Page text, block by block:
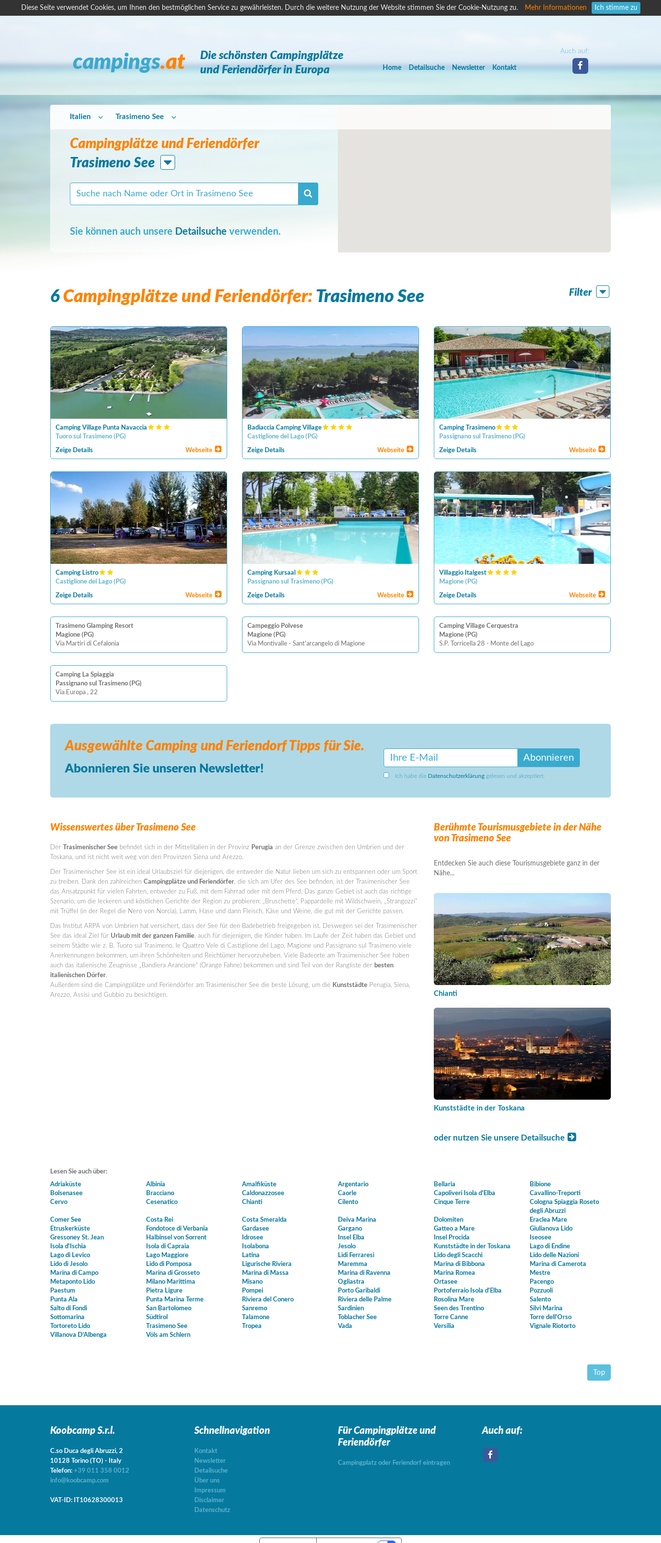
Diese Seite verwendet Cookies, um Ihnen den bestmöglichen Service zu gewährleisten. Durch die weitere Nutzung der Website stimmen Sie der Cookie-Nutzung zu. Mehr Informationen Ich stimme zu
campings.at
Die schönsten Campingplätze
und Feriendörfer in Europa
Home Detailsuche Newsletter Kontakt
Auch auf:
Campingplätze und Feriendörfer
Trasimeno See
Sie können auch unsere Detailsuche verwenden.
Italien Trasimeno See
6Campingplätze und Feriendörfer: Trasimeno See Filter
Camping Village Punta Navaccia
Tuoro sul Trasimeno ( PG)
Zeige Details Webseite
Badiaccia Camping Village
Castiglione del Lago ( PG)
Zeige Details Webseite
Camping Trasimeno
Passignano sul Trasimeno ( PG)
Zeige Details Webseite
Camping Listro
Castiglione del Lago ( PG)
Zeige Details Webseite
Camping Kursaal
Passignano sul Trasimeno ( PG)
Zeige Details Webseite
Villaggio Italgest
Magione ( PG)
Zeige Details Webseite
Trasimeno Glamping Resort
Magione (PG)
Via Martiri di Cefalonia
Campeggio Polvese
Magione (PG)
Via Montivalle - Sant'arcangelo di Magione
Camping Village Cerquestra
Magione (PG)
S.P. Torricella 28 - Monte del Lago
Camping La Spiaggia
Passignano sul Trasimeno (PG)
Via Europa , 22
Ausgewählte Camping und FeriendorfTipps für Sie.
Abonnieren Sie unseren Newsletter!
Abonnieren
Ich habe die Datenschutzerklärunggelesen und akzeptiert.
Wissenswertes über Trasimeno See
Der Trasimenischer See befindet sich in der Mittelitalien in der Provinz Perugia an der Grenze zwischen den Umbrien und der
Toskana, und ist nicht weit weg von den Provinzen Siena und Arezzo.
Der Trasimenischer See ist ein ideal Urlaubsziel für diejenigen, die entweder die Natur lieben um sich zu entspannen oder um Sport
zu treiben. Dank den zahlreichen Campingplätze und Feriendörfer, die sich am Ufer des See befinden, ist der Trasimenischer See
das Ansatzpunkt für vielen Fahrten, entweder zu Fuß, mit dem Fahrrad oder mit dem Pferd. Das ganze Gebiet ist auch das richtige
Szenario, um die leckeren und köstlichen Gerichte der Region zu probieren: „Bruschette“, Pappardelle mit Wildschwein, „Strangozzi“
mit Trüffel (in der Regel die Nero von Norcia), Lamm, Hase und dann Fleisch, Käse und Weine, die gut mit der Gerichte passen.
Das Institut ARPA von Umbrien hat versichert, dass der See für den Badebetrieb freigegeben ist. Deswegen sei der Trasimenischer
See das ideal Ziel für Urlaub mit der ganzen Familie, auch für diejenigen, die Kinder haben. Im Laufe der Zeit haben das Gebiet und
seinem Städte wie z. B. Tuoro sul Trasimeno, le Quattro Vele di Castiglione del Lago, Magione und Passignano sul Trasimeno viele
Anerkennungen bekommen, um ihren Schönheiten und Reichtümer hervorzuheben. Viele Badeorte am Trasimenischer See haben
auch das italienische Zeugnisse „Bandiera Arancione“ (Orange Fahne) bekommen und sind Teil von der Rangliste der besten
italienischen Dörfer.
Außerdem sind die Campingplätze und Feriendörfer am Trasimenischer See die beste Lösung, um die Kunststädte Perugia, Siena,
Arezzo, Assisi und Gubbio zu besichtigen.
Berühmte Tourismusgebiete in der Nähe
von Trasimeno See
Entdecken Sie auch diese Tourismusgebiete ganz in der
Nähe...
Chianti
Kunststädte in der Toskana
oder nutzen Sie unsere Detailsuche
Lesen Sie auch über:
Adriaküste
Albinia Amalfiküste Argentario Bellaria
Bibione
Bolsenasee
Bracciano Caldonazzosee Caorle Capoliveri Isola d'Elba
Cavallino-Treporti
Cervo
Cesenatico Chianti Cilento Cinque Terre
Cologna Spiaggia Roseto
degli Abruzzi
Comer See
Costa Rei Costa Smeralda Deiva Marina Dolomiten
Eraclea Mare
Etruskerküste
Fondotoce di Verbania Gardasee Gargano Gatteo a Mare
Giulianova Lido
Gressoney St. Jean
Halbinsel von Sorrent Idrosee Insel Elba Insel Procida
Iseosee
Isola d'Ischia
Isola di Capraia Isolabona Jesolo Kunststädte in der Toskana
Lago di Endine
Lago di Levico
Lago Maggiore Latina Lidi Ferraresi Lido degli Scacchi
Lido delle Nazioni
Lido di Jesolo
Lido di Pomposa Ligurische Riviera Maremma Marina di Bibbona
Marina di Camerota
Marina di Campo
Marina di Grosseto Marina di Massa Marina di Ravenna Marina Romea
Mestre
Metaponto Lido
Milano Marittima Misano Ogliastra Ortasee
Pacengo
Paestum
Pietra Ligure Pompei Porto Garibaldi Portoferraio Isola d'Elba
Pozzuoli
Punta Ala
Punta Marina Terme Riviera del Conero Riviera delle Palme Rosolina Mare
Salento
Salto di Fondi
San Bartolomeo Sanremo Sardinien Seen des Trentino
Silvi Marina
Sottomarina
Südtirol Talamone Toblacher See Torre Canne
Torre dell'Orso
Tortoreto Lido
Trasimeno See Tropea Vada Versilia
Vignale Riotorto
Villanova D'Albenga
Völs am Schlern
Top
Koobcamp S.r.l.
C.so Duca degli Abruzzi, 2
10128 Torino (TO) - Italy
Telefon: +39 011 358 0012
info@koobcamp.com
VAT-ID: IT10628300013
Schnellnavigation
Kontakt
Newsletter
Detailsuche
Über uns
Impressum
Disclaimer
Datenschutz
Für Campingplätze und
Feriendörfer
Campingplatz oder Feriendorf eintragen
Auch auf: